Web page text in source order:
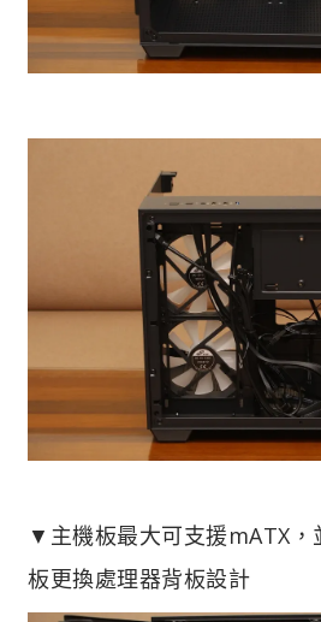
▼主機板最大可支援mATX，
板更換處理器背板設計